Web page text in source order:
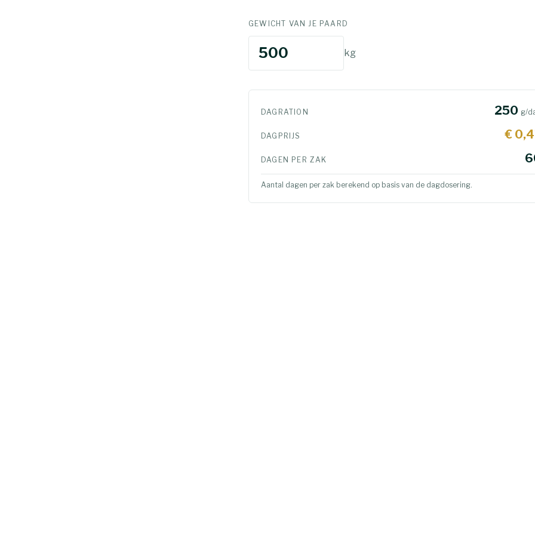
GEWICHT VAN JE PAARD
kg
DAGRATION 250 g/
DAGPRIJS €
DAGEN PER ZAK
Aantal dagen per zak berekend op basis van de dagdosering.